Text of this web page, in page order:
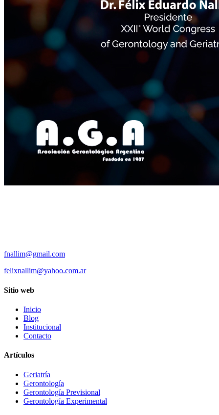
fnallim@gmail.com
felixnallim@yahoo.com.ar
Sitio web
Inicio
Blog
Institucional
Contacto
Artículos
Geriatría
Gerontología
Gerontología Previsional
Gerontología Experimental